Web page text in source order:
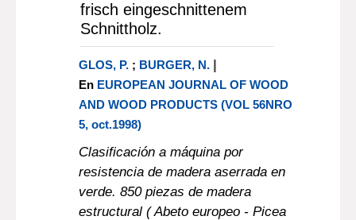
frisch eingeschnittenem
Schnittholz.
GLOS, P.; BURGER, N. |
En EUROPEAN JOURNAL OF WOOD
AND WOOD PRODUCTS (VOL 56NRO
5, oct.1998)
Clasificación a máquina por
resistencia de madera aserrada en
verde. 850 piezas de madera
estructural ( Abeto europeo - Picea